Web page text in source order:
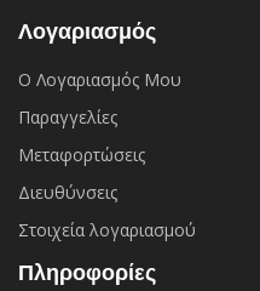
Λογαριασμός
Ο Λογαριασμός Μου
Παραγγελίες
Μεταφορτώσεις
Διευθύνσεις
Στοιχεία λογαριασμού
Πληροφορίες